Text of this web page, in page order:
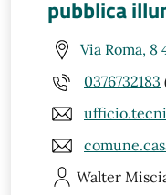
pubblica
Via Roma, 8
0376732183
Walter